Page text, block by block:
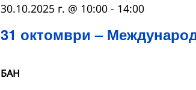
31 октомври –
30.10.2025 г. @ 10:00- 14:00
БАН